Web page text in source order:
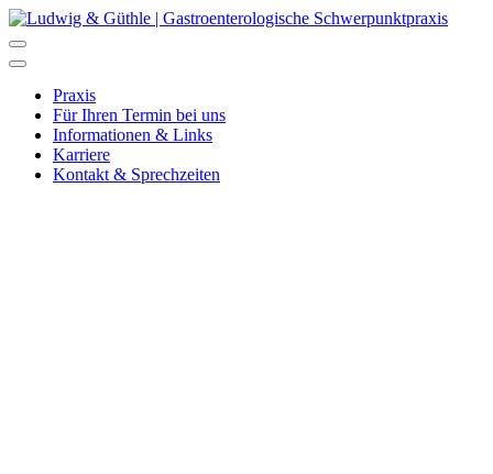
Praxis
Für Ihren Termin bei uns
Informationen & Links
Karriere
Kontakt & Sprechzeiten